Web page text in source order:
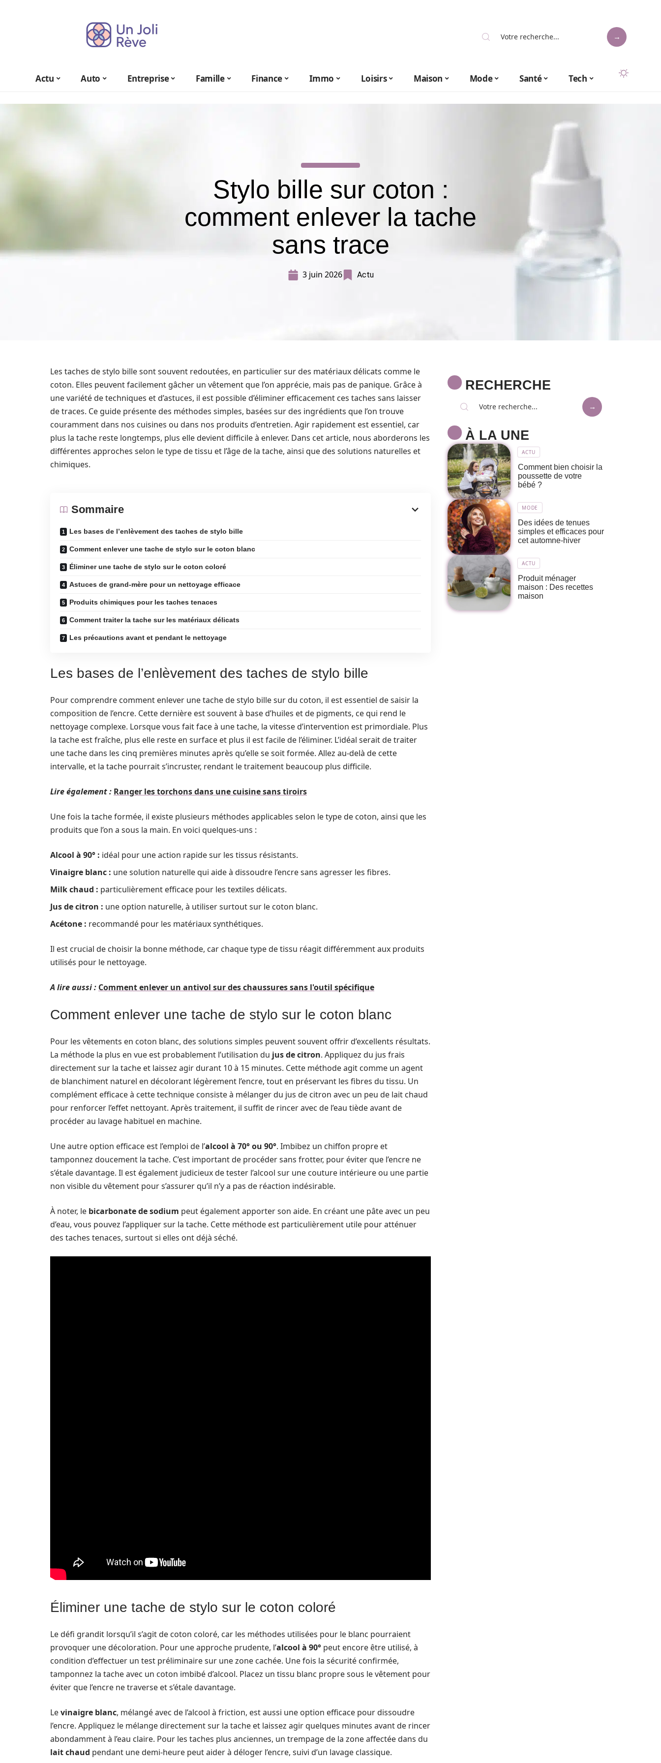
Actu Auto Entreprise Famille Finance Immo Loisirs Maison Mode Santé Tech
Stylo bille sur coton :
comment enlever la tache
sans trace
3 juin 2026 Actu
Les taches de stylo bille sont souvent redoutées, en particulier sur des matériaux délicats comme le
coton. Elles peuvent facilement gâcher un vêtement que l’on apprécie, mais pas de panique. Grâce à
une variété de techniques et d’astuces, il est possible d’éliminer efficacement ces taches sans laisser
de traces. Ce guide présente des méthodes simples, basées sur des ingrédients que l’on trouve
couramment dans nos cuisines ou dans nos produits d’entretien. Agir rapidement est essentiel, car
plus la tache reste longtemps, plus elle devient difficile à enlever. Dans cet article, nous aborderons les
différentes approches selon le type de tissu et l’âge de la tache, ainsi que des solutions naturelles et
chimiques.
Sommaire
Les bases de l’enlèvement des taches de stylo bille
Comment enlever une tache de stylo sur le coton blanc
Éliminer une tache de stylo sur le coton coloré
Astuces de grand-mère pour un nettoyage efficace
Produits chimiques pour les taches tenaces
Comment traiter la tache sur les matériaux délicats
Les précautions avant et pendant le nettoyage
Les bases de l’enlèvement des taches de stylo bille
Pour comprendre comment enlever une tache de stylo bille sur du coton, il est essentiel de saisir la
composition de l’encre. Cette dernière est souvent à base d’huiles et de pigments, ce qui rend le
nettoyage complexe. Lorsque vous fait face à une tache, la vitesse d’intervention est primordiale. Plus
la tache est fraîche, plus elle reste en surface et plus il est facile de l’éliminer. L’idéal serait de traiter
une tache dans les cinq premières minutes après qu’elle se soit formée. Allez au-delà de cette
intervalle, et la tache pourrait s’incruster, rendant le traitement beaucoup plus difficile.
Lire également : Ranger les torchons dans une cuisine sans tiroirs
Une fois la tache formée, il existe plusieurs méthodes applicables selon le type de coton, ainsi que les
produits que l’on a sous la main. En voici quelques-uns :
Alcool à 90° : idéal pour une action rapide sur les tissus résistants.
Vinaigre blanc : une solution naturelle qui aide à dissoudre l’encre sans agresser les fibres.
Milk chaud : particulièrement efficace pour les textiles délicats.
Jus de citron : une option naturelle, à utiliser surtout sur le coton blanc.
Acétone : recommandé pour les matériaux synthétiques.
Il est crucial de choisir la bonne méthode, car chaque type de tissu réagit différemment aux produits
utilisés pour le nettoyage.
A lire aussi : Comment enlever un antivol sur des chaussures sans l'outil spécifique
Comment enlever une tache de stylo sur le coton blanc
Pour les vêtements en coton blanc, des solutions simples peuvent souvent offrir d’excellents résultats.
La méthode la plus en vue est probablement l’utilisation du jus de citron. Appliquez du jus frais
directement sur la tache et laissez agir durant 10 à 15 minutes. Cette méthode agit comme un agent
de blanchiment naturel en décolorant légèrement l’encre, tout en préservant les fibres du tissu. Un
complément efficace à cette technique consiste à mélanger du jus de citron avec un peu de lait chaud
pour renforcer l’effet nettoyant. Après traitement, il suffit de rincer avec de l’eau tiède avant de
procéder au lavage habituel en machine.
Une autre option efficace est l’emploi de l’alcool à 70° ou 90°. Imbibez un chiffon propre et
tamponnez doucement la tache. C’est important de procéder sans frotter, pour éviter que l’encre ne
s’étale davantage. Il est également judicieux de tester l’alcool sur une couture intérieure ou une partie
non visible du vêtement pour s’assurer qu’il n’y a pas de réaction indésirable.
À noter, le bicarbonate de sodium peut également apporter son aide. En créant une pâte avec un peu
d’eau, vous pouvez l’appliquer sur la tache. Cette méthode est particulièrement utile pour atténuer
des taches tenaces, surtout si elles ont déjà séché.
Éliminer une tache de stylo sur le coton coloré
Le défi grandit lorsqu’il s’agit de coton coloré, car les méthodes utilisées pour le blanc pourraient
provoquer une décoloration. Pour une approche prudente, l’alcool à 90° peut encore être utilisé, à
condition d’effectuer un test préliminaire sur une zone cachée. Une fois la sécurité confirmée,
tamponnez la tache avec un coton imbibé d’alcool. Placez un tissu blanc propre sous le vêtement pour
éviter que l’encre ne traverse et s’étale davantage.
Levinaigre blanc, mélangé avec de l’alcool à friction, est aussi une option efficace pour dissoudre
l’encre. Appliquez le mélange directement sur la tache et laissez agir quelques minutes avant de rincer
abondamment à l’eau claire. Pour les taches plus anciennes, un trempage de la zone affectée dans du
lait chaud pendant une demi-heure peut aider à déloger l’encre, suivi d’un lavage classique.
RECHERCHE
À LA UNE
ACTU
Comment bien choisir la
poussette de votre
bébé ?
MODE
Des idées de tenues
simples et efficaces pour
cet automne-hiver
ACTU
Produit ménager
maison : Des recettes
maison